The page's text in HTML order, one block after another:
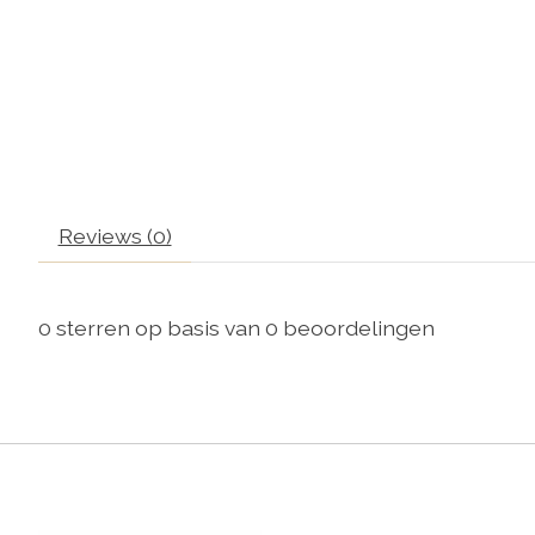
Reviews (0)
0 sterren op basis van 0 beoordelingen